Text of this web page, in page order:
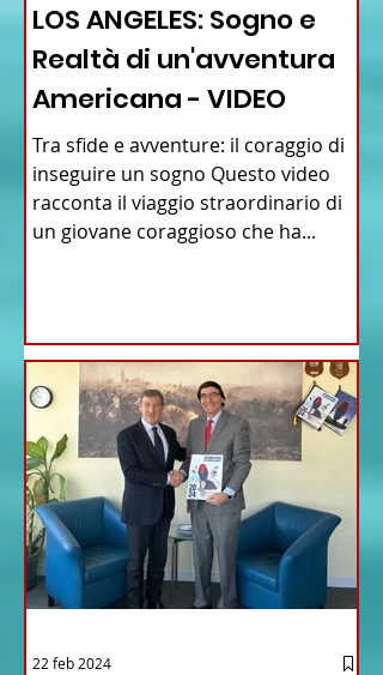
LOS ANGELES: Sogno e
Realtà di un'avventura
Americana - VIDEO
Tra sfide e avventure: il coraggio di
inseguire un sogno Questo video
racconta il viaggio straordinario di
un giovane coraggioso che ha...
22 feb 2024